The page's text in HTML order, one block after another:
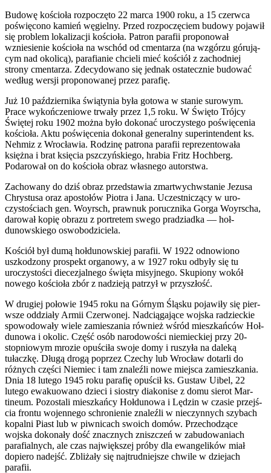
Budowę koś­cioła rozpoczęto 22 marca 1900 roku, a 15 czer­wca
poświę­cono kamień węgielny. Przed rozpoczę­ciem bu­dowy pojawił
się prob­lem lokaliza­cji koś­cioła. Patron parafii pro­ponował
wzniesie­nie koś­cioła na wschód od cmen­tarza (na wzgórzu góru­ją­
cym nad okolicą), parafi­anie chcieli mieć koś­ciół z zachod­niej
strony cmen­tarza. Zde­cy­dowano się jed­nak ostate­cznie budować
według wer­sji pro­ponowanej przez parafię.
Już 10 października świą­ty­nia była gotowa w stanie suro­wym.
Prace wykończeniowe trwały przez 1,5 roku. W Święto Trójcy
Świętej roku 1902 można było dokonać uroczys­tego poświęce­nia
koś­cioła. Aktu poświęce­nia dokonał gen­er­alny super­intendent ks.
Nehmiz z Wrocławia. Rodz­inę patrona parafii reprezen­towała
księżna i brat księ­cia pszczyńskiego, hra­bia Fritz Hochberg.
Podarował on do koś­cioła obraz włas­nego autorstwa.
Zachowany do dziś obraz przed­stawia zmartwych­w­stanie Jezu­sa
Chrys­tusa oraz apos­tołów Pio­tra i Jana. Uczest­niczący w uro­
czystościach gen. Woyrsch, prawnuk porucznika Gorga Woyr­scha,
darował kopię obrazu z portretem swego pradzi­adka — hoł­
dunowskiego oswobodziciela.
Koś­ciół był dumą hoł­dunowskiej parafii. W 1922 odnowiono
uszkod­zony prospekt organowy, a w 1927 roku odbyły się tu
uroczys­tości diecez­jal­nego święta misyjnego. Sku­pi­ony wokół
nowego koś­cioła zbór z nadzieją patrzył w przyszłość.
W drugiej połowie 1945 roku na Górnym Śląsku pojaw­iły się pier­
wsze odd­zi­ały Armii Czer­wonej. Nad­cią­ga­jące wojska radzieckie
spowodowały wiele zamiesza­nia również wśród mieszkańców Hoł­
dunowa i okolic. Część osób nar­o­dowości niemieck­iej przy 20-
stopniowym mrozie opuś­ciła swoje domy i ruszyła na daleką
tułaczkę. Długą drogą poprzez Czechy lub Wrocław dotarli do
różnych części Niemiec i tam znaleźli nowe miejsca zamieszka­nia.
Dnia 18 lutego 1945 roku parafię opuś­cił ks. Gustaw Uibel, 22
lutego ewakuowano dzieci i siostry diakonise z domu sierot Mar­
tineum. Pozostali mieszkańcy Hoł­dunowa i Lędzin w cza­sie prze­jś­
cia frontu wojen­nego schronie­nie znaleźli w nieczyn­nych szy­bach
kopalni Piast lub w piwni­cach swoich domów. Prze­chodzące
wojska dokon­ały dość znacznych zniszczeń w zabu­dowa­ni­ach
parafi­al­nych, ale czas najwięk­szej próby dla ewan­ge­lików miał
dopiero nade­jść. Zbliżały się najtrud­niejsze chwile w dzie­jach
parafii.